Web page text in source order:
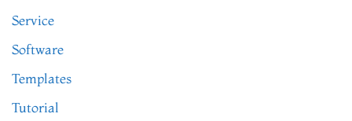
Service
Software
Templates
Tutorial